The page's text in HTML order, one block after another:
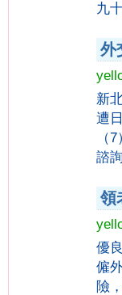
九
外
新
遭
（
諮
領
優
僱
險